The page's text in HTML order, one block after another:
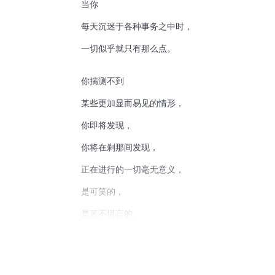
当你
每天沉迷于各种事务之中时，
一切似乎就只有那么点。
你揣测不到
某些更加显而易见的情形，
你即将发现，
你将在刹那间发现，
正在进行的一切毫无意义，
是可笑的，
是苦不堪言的，